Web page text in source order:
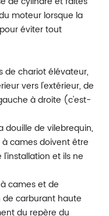
moteur lorsque la
éviter tout
chariot élévateur,
vers l'extérieur, de
à droite (c'est-
de vilebrequin,
à cames doivent être
et ils ne
cames et de
carburant haute
du repère du